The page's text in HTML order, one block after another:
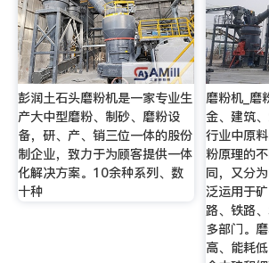
彭润土石头磨粉机是一家专业生
产大中型磨粉、制砂、磨粉设
备，研、产、销三位一体的股份
制企业，致力于为顾客提供一体
化解决方案。10余种系列、数
十种
磨粉机_磨
金、建筑
行业中原
粉原理的
同，又分
泛运用于
路、铁路
多部门。
高、能耗